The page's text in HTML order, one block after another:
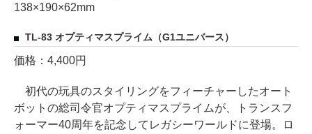
138×190×62mm
TL-83 オプティマスプライム（G1ユニバース）
価格：4,400円
初代の玩具のスタイリングをフィーチャーしたオート
ボットの総司令官オプティマスプライムが、トランスフ
ォーマー40周年を記念してレガシーワールドに登場。ロ